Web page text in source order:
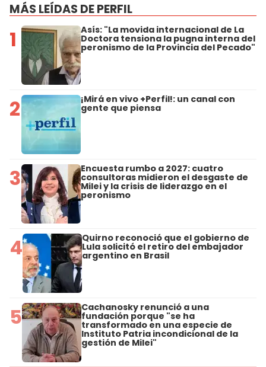
MÁS LEÍDAS DE PERFIL
1 Asís: "La movida internacional de La
Doctora tensiona la pugna interna del
peronismo de la Provincia del Pecado"
2 ¡Mirá en vivo +Perfil!: un canal con
gente que piensa
3 Encuesta rumbo a 2027: cuatro
consultoras midieron el desgaste de
Milei y la crisis de liderazgo en el
peronismo
4 Quirno reconoció que el gobierno de
Lula solicitó el retiro del embajador
argentino en Brasil
5 Cachanosky renunció a una
fundación porque "se ha
transformado en una especie de
Instituto Patria incondicional de la
gestión de Milei"